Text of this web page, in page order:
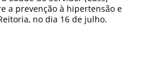
a prevenção à hipertensão e
no dia 16 de julho.